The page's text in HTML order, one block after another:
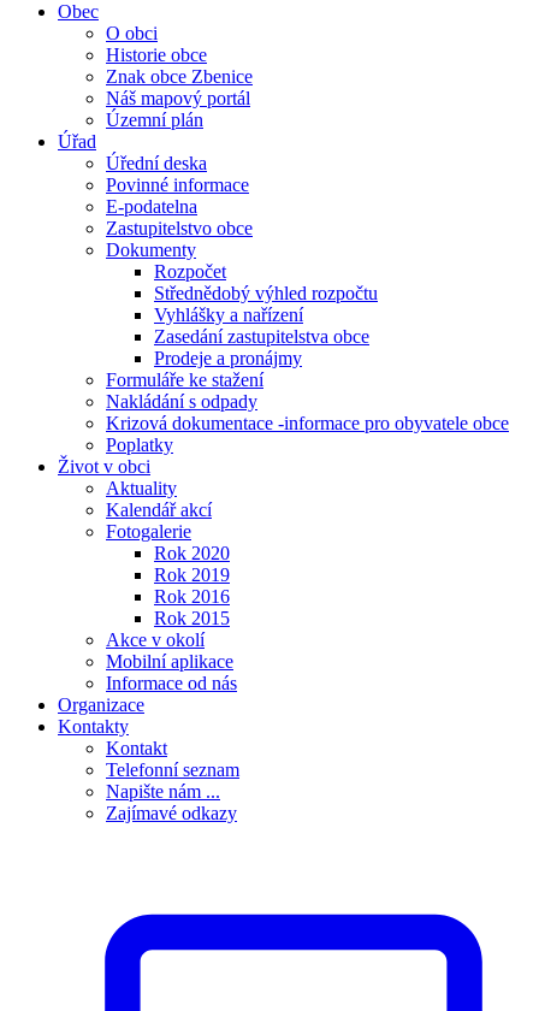
Obec
O obci
Historie obce
Znak obce Zbenice
Náš mapový portál
Územní plán
Úřad
Úřední deska
Povinné informace
E-podatelna
Zastupitelstvo obce
Dokumenty
Rozpočet
Střednědobý výhled rozpočtu
Vyhlášky a nařízení
Zasedání zastupitelstva obce
Prodeje a pronájmy
Formuláře ke stažení
Nakládání s odpady
Krizová dokumentace -informace pro obyvatele obce
Poplatky
Život v obci
Aktuality
Kalendář akcí
Fotogalerie
Rok 2020
Rok 2019
Rok 2016
Rok 2015
Akce v okolí
Mobilní aplikace
Informace od nás
Organizace
Kontakty
Kontakt
Telefonní seznam
Napište nám ...
Zajímavé odkazy